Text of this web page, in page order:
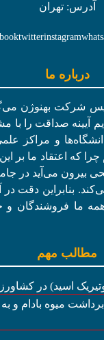
آدرس: تهران
instagram
twitter
درباره ما
از تاسیس شرکت بهنوژن
آیینه صداقت را با
و مراکز
که اعتقاد ما بر
بیرون می‌آید در
بنابراین دقت
ما فروشندگان و
مطالب مهم
اسید) در
میوه بادام و به